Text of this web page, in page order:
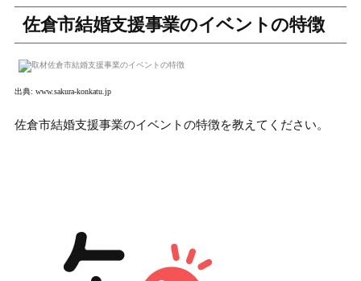
佐倉市結婚支援事業のイベントの特徴
出典: www.sakura-konkatu.jp
佐倉市結婚支援事業のイベントの特徴を教えてください。